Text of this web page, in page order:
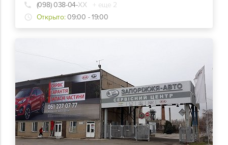
(098) 038-04-ХХ
+ еще 2
Открыто: 09:00 - 19:00